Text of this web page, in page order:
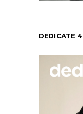
DEDICATE